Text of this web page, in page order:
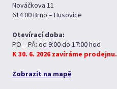
Nováčkova 11
614 00 Brno – Husovice
Otevírací doba:
PO – PÁ: od 9:00 do 17:00 hod
K 30. 6. 2026 zavíráme prodejnu.
Zobrazit na mapě